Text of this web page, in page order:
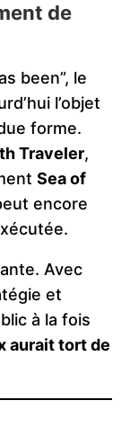
de
been”, le
l’objet
forme.
Traveler,
Sea of
encore
Avec
et
à la fois
aurait tort de